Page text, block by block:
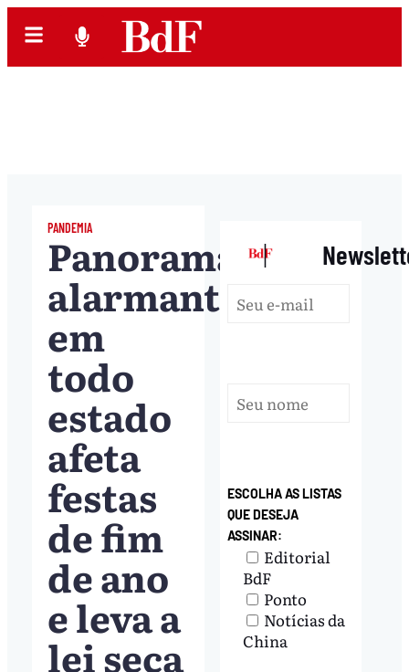
PANDEMIA
Panorama
alarmante
em
todo
estado
afeta
festas
de fim
de ano
e leva a
lei seca
|
ESCOLHA AS LISTAS
QUE DESEJA
ASSINAR:
Editorial
BdF
Ponto
Notícias da
China